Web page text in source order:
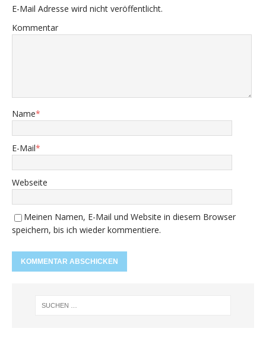
E-Mail Adresse wird nicht veröffentlicht.
Kommentar
Name*
E-Mail*
Webseite
Meinen Namen, E-Mail und Website in diesem Browser
speichern, bis ich wieder kommentiere.